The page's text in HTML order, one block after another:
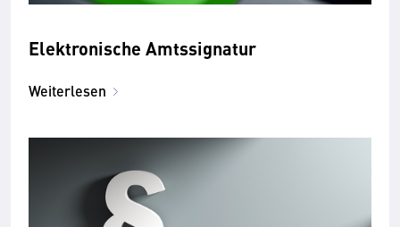
Elektronische Amtssignatur
Weiterlesen